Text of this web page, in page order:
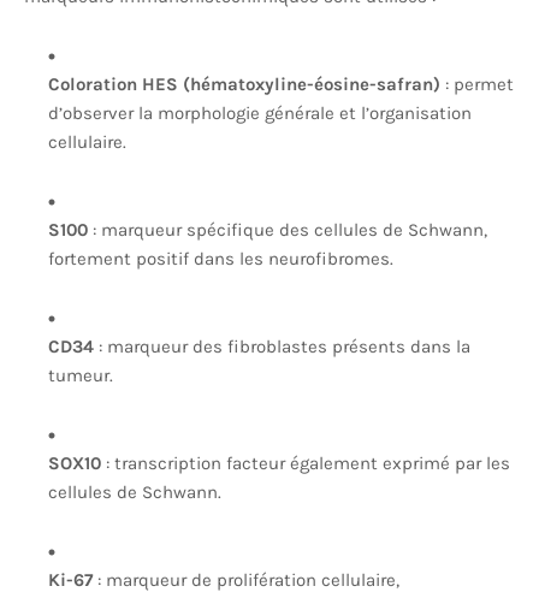
Coloration HES (hématoxyline-éosine-safran) : permet
d’observer la morphologie générale et l’organisation
cellulaire.
S100 : marqueur spécifique des cellules de Schwann,
fortement positif dans les neurofibromes.
CD34 : marqueur des fibroblastes présents dans la
tumeur.
SOX10 : transcription facteur également exprimé par les
cellules de Schwann.
Ki-67: marqueur de prolifération cellulaire,